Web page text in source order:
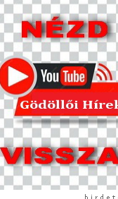
A GÖDÖLLŐI ÉS
KÖRNYÉKBELI
KULTURÁLIS- ÉS
KÖZÖSSÉGI
OLDALUNKON
KÖZZÉ!